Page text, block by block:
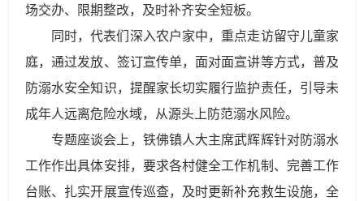
场交办、限期整改，及时补齐安全短板。
同时，代表们深入农户家中，重点走访留守儿童家
庭，通过发放、签订宣传单，面对面宣讲等方式，普及
防溺水安全知识，提醒家长切实履行监护责任，引导未
成年人远离危险水域，从源头上防范溺水风险。
专题座谈会上，铁佛镇人大主席武辉辉针对防溺水
工作作出具体安排，要求各村健全工作机制、完善工作
台账、扎实开展宣传巡查，及时更新补充救生设施，全